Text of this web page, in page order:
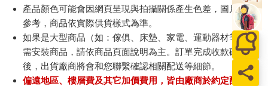
產品顏色可能會因網頁呈現與拍攝關係產生色差，圖片僅供
參考，商品依實際供貨樣式為準。
如果是大型商品（如：傢俱、床墊、家電、運動器材等）及
需安裝商品，請依商品頁面說明為主。訂單完成收款確認
後，出貨廠商將會和您聯繫確認相關配送等細節。
偏遠地區、樓層費及其它加價費用，皆由廠商於約定配送時